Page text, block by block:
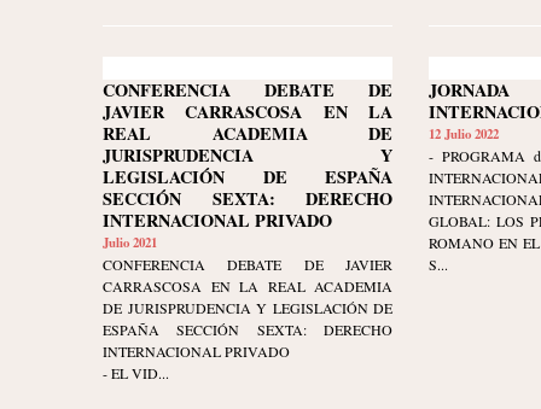
CONFERENCIA DEBATE DE
JAVIER CARRASCOSA EN LA
REAL ACADEMIA DE
JURISPRUDENCIA Y
LEGISLACIÓN DE ESPAÑA
SECCIÓN SEXTA: DERECHO
INTERNACIONAL PRIVADO
Julio 2021
CONFERENCIA DEBATE DE JAVIER
CARRASCOSA EN LA REAL ACADEMIA
DE JURISPRUDENCIA Y LEGISLACIÓN DE
ESPAÑA SECCIÓN SEXTA: DERECHO
INTERNACIONAL PRIVADO
- EL VID...
12 Julio 2022
- PROGRAMA
GLOBAL: LOS
ROMANO EN
S...